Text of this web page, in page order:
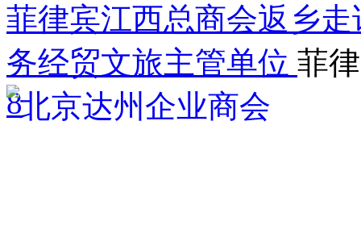
菲律宾江西总商会返乡
务经贸文旅主管单位 菲
8